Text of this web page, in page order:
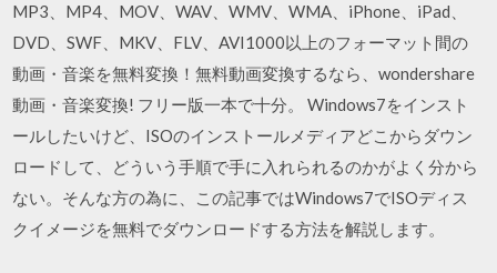
MP3、MP4、MOV、WAV、WMV、WMA、iPhone、iPad、
DVD、SWF、MKV、FLV、AVI1000以上のフォーマット間の
動画・音楽を無料変換！無料動画変換するなら、wondershare
動画・音楽変換! フリー版一本で十分。 Windows7をインスト
ールしたいけど、ISOのインストールメディアどこからダウン
ロードして、どういう手順で手に入れられるのかがよく分から
ない。そんな方の為に、この記事ではWindows7でISOディス
クイメージを無料でダウンロードする方法を解説します。